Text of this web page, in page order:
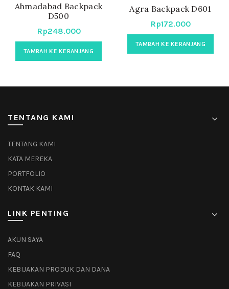
Ahmadabad Backpack
D500
Rp248.000
TAMBAH KE KERANJANG
Agra Backpack D601
Rp172.000
TAMBAH KE KERANJANG
TENTANG KAMI
TENTANG KAMI
KATA MEREKA
PORTFOLIO
KONTAK KAMI
LINK PENTING
AKUN SAYA
FAQ
KEBIJAKAN PRODUK DAN DANA
KEBIJAKAN PRIVASI